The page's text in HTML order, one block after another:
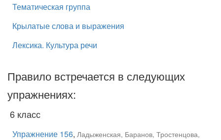
Тематическая группа
Крылатые слова и выражения
Лексика. Культура речи
Правило встречается в следующих
упражнениях:
6 класс
Упражнение 156, Ладыженская, Баранов, Тростенцова,